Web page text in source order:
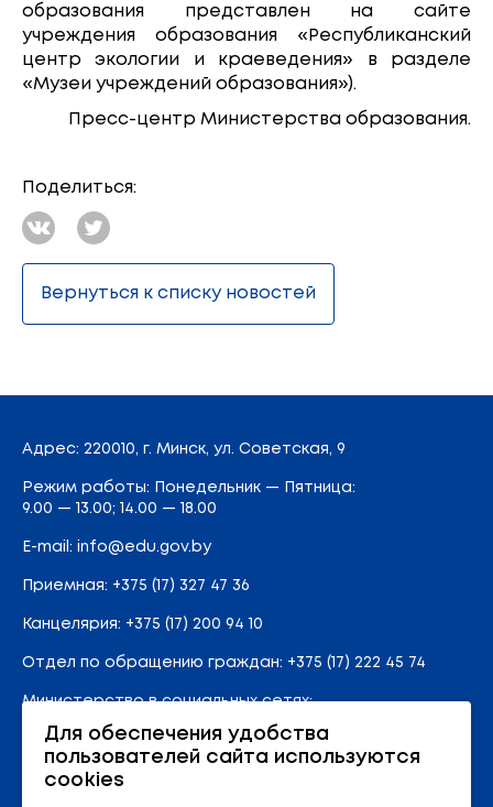
образования представлен на сайте
учреждения образования «Республиканский
центр экологии и краеведения» в разделе
«Музеи учреждений образования»).
Пресс-центр Министерства образования.
Поделиться:
Вернуться к списку новостей
Адрес: 220010, г. Минск, ул. Советская, 9
Режим работы: Понедельник — Пятница:
9.00 — 13.00; 14.00 — 18.00
E-mail: info@edu.gov.by
Приемная: +375 (17) 327 47 36
Канцелярия: +375 (17) 200 94 10
Отдел по обращению граждан: +375 (17) 222 45 74
Министерство в социальных сетях:
Карта сайта
Для обеспечения удобства
пользователей сайта используются
cookies